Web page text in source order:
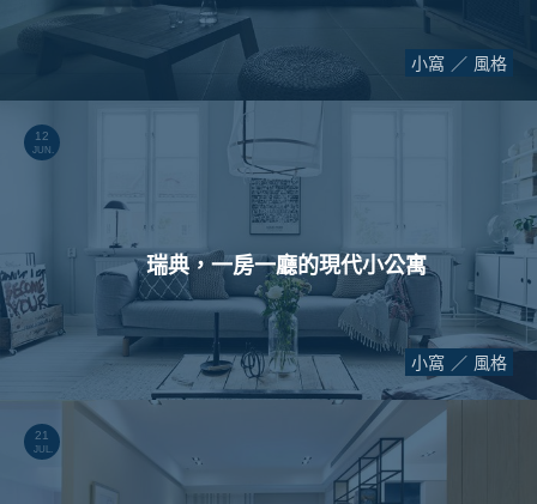
小窩 風格
12
JUN.
瑞典，一房一廳的現代小公寓
小窩 風格
21
JUL.